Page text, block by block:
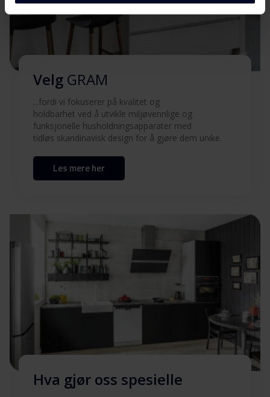
Velg GRAM
...fordi vi fokuserer på kvalitet og
holdbarhet ved å utvikle miljøvennlige og
funksjonelle husholdningsapparater med
tidløs skandinavisk design for å gjøre dem unike.
Les mere her
Hva gjør oss spesielle